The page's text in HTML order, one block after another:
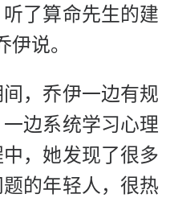
了算命先生的建
伊说。
，乔伊一边有规
边系统学习心理
，她发现了很多
的年轻人，很热